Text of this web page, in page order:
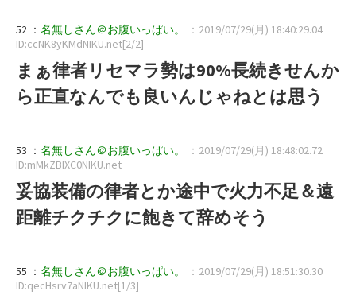
52 ： 名無しさん＠お腹いっぱい。
：2019/07/29(月) 18:40:29.04
ID:ccNK8yKMdNIKU.net[2/2]
まぁ律者リセマラ勢は90%長続きせんか
ら正直なんでも良いんじゃねとは思う
53 ： 名無しさん＠お腹いっぱい。
：2019/07/29(月) 18:48:02.72
ID:mMkZBIXC0NIKU.net
妥協装備の律者とか途中で火力不足＆遠
距離チクチクに飽きて辞めそう
55 ： 名無しさん＠お腹いっぱい。
：2019/07/29(月) 18:51:30.30
ID:qecHsrv7aNIKU.net[1/3]